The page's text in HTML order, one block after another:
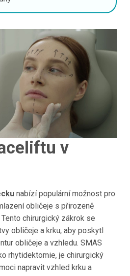
v
nabízí populární možnost pro
obličeje s přirozeně
chirurgický zákrok se
obličeje a krku, aby poskytl
obličeje a vzhledu. SMAS
rhytidektomie, je chirurgický
napravit vzhled krku a